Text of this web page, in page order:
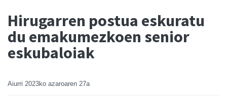
Hirugarren postua eskuratu
du emakumezkoen senior
eskubaloiak
Aiurri 2023ko azaroaren 27a